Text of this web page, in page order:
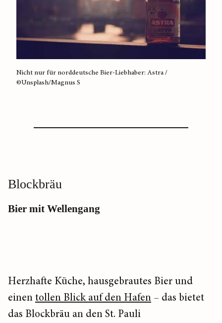
Nicht nur für norddeutsche Bier-Liebhaber: Astra /
©Unsplash/Magnus S
Blockbräu
Bier mit Wellengang
Herzhafte Küche, hausgebrautes Bier und
einentollen Blick auf den Hafen – das bietet
das Blockbräu an den St. Pauli